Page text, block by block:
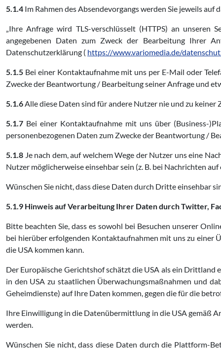
5.1.4 Im Rahmen des Absendevorgangs werden Sie jeweils auf
„Ihre Anfrage wird TLS-verschlüsselt (HTTPS) an
angegebenen Daten zum Zweck der Bearbeitung Ihrer
Datenschutzerklärung ( https://www.variomedia.de/
5.1.5 Bei einer Kontaktaufnahme mit uns per E-Mail oder
Zwecke der Beantwortung / Bearbeitung seiner Anfrage und
5.1.6Alle diese Daten sind für andere Nutzer nie und zu keiner
5.1.7 Bei einer Kontaktaufnahme mit uns über (Business-
personenbezogenen Daten zum Zwecke der Beantwortung /
5.1.8 Je nach dem, auf welchem Wege der Nutzer uns eine
Nutzer möglicherweise einsehbar sein (z. B. bei Nachrichten
Wünschen Sie nicht, dass diese Daten durch Dritte einsehbar
5.1.9 Hinweis auf Verarbeitung Ihrer Daten durch Twitter,
Bitte beachten Sie, dass es sowohl bei Besuchen unserer
bei hierüber erfolgenden Kontaktaufnahmen mit uns zu einer
die USA kommen kann.
Der Europäische Gerichtshof schätzt die USA als ein Drittland
in den USA zu staatlichen Überwachungsmaßnahmen und
Geheimdienste) auf Ihre Daten kommen, gegen die für die
Ihre Einwilligung in die Datenübermittlung in die USA gemäß
werden.
Wünschen Sie nicht, dass diese Daten durch die Plattform-